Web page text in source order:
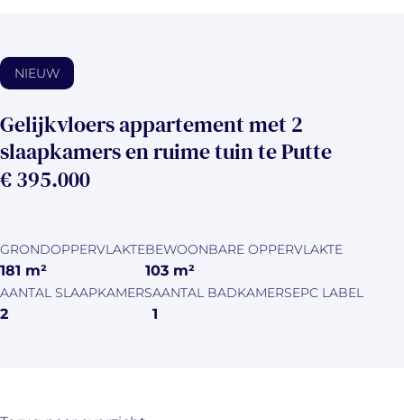
NIEUW
Gelijkvloers appartement met 2
slaapkamers en ruime tuin te Putte
€ 395.000
GRONDOPPERVLAKTE
181 m²
BEWOONBARE OPPERVLAKTE
103 m²
AANTAL SLAAPKAMERS
2
AANTAL BADKAMERS
1
EPC LABEL